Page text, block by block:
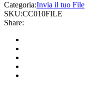
Categoria:Invia il tuo File
SKU:CC010FILE
Share: